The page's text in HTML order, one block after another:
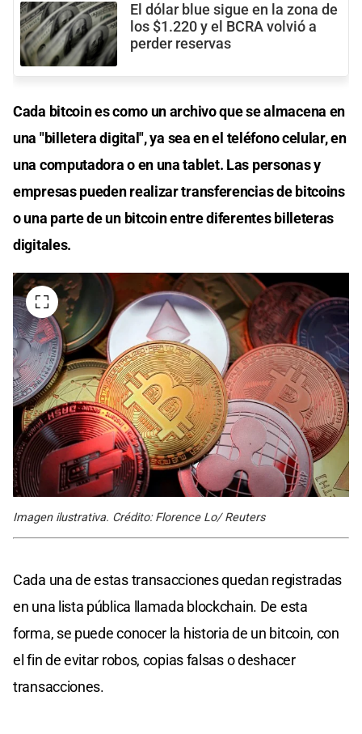
El dólar blue sigue en la zona de
los $1.220 y el BCRA volvió a
perder reservas
Cada bitcoin es como un archivo que se almacena en
una "billetera digital", ya sea en el teléfono celular, en
una computadora o en una tablet. Las personas y
empresas pueden realizar transferencias de bitcoins
o una parte de un bitcoin entre diferentes billeteras
digitales.
Imagen ilustrativa. Crédito: Florence Lo/ Reuters
Cada una de estas transacciones quedan registradas
en una lista pública llamada blockchain. De esta
forma, se puede conocer la historia de un bitcoin, con
el fin de evitar robos, copias falsas o deshacer
transacciones.